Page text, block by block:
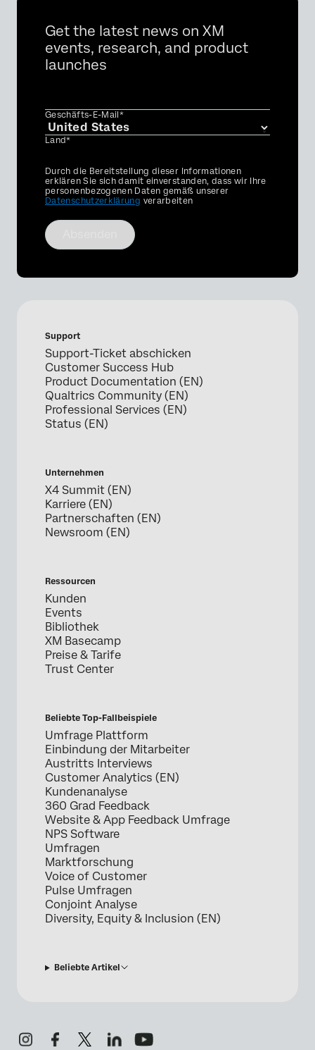
Get the latest news on XM
events, research, and product
launches
Geschäfts-E-Mail*
Land*
Privacy
Optin
Durch die Bereitstellung dieser Informationen
erklären Sie sich damit einverstanden, dass wir Ihre
personenbezogenen Daten gemäß unserer
Datenschutzerklärung verarbeiten
Support
Support-Ticket abschicken
Customer Success Hub
Product Documentation (EN)
Qualtrics Community (EN)
Professional Services (EN)
Status (EN)
Unternehmen
X4 Summit (EN)
Karriere (EN)
Partnerschaften (EN)
Newsroom (EN)
Ressourcen
Kunden
Events
Bibliothek
XM Basecamp
Preise & Tarife
Trust Center
Beliebte Top-Fallbeispiele
Umfrage Plattform
Einbindung der Mitarbeiter
Austritts Interviews
Customer Analytics (EN)
Kundenanalyse
360 Grad Feedback
Website & App Feedback Umfrage
NPS Software
Umfragen
Marktforschung
Voice of Customer
Pulse Umfragen
Conjoint Analyse
Diversity, Equity & Inclusion (EN)
Beliebte Artikel